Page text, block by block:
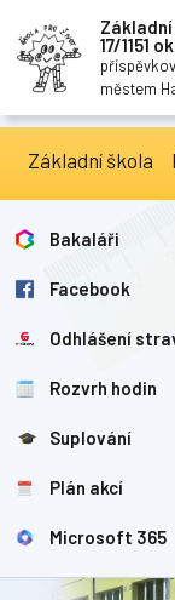
17/1151
městem
Základní škola
Bakaláři
Facebook
Odhlášení
Rozvrh hodin
Suplování
Plán akcí
Microsoft 365